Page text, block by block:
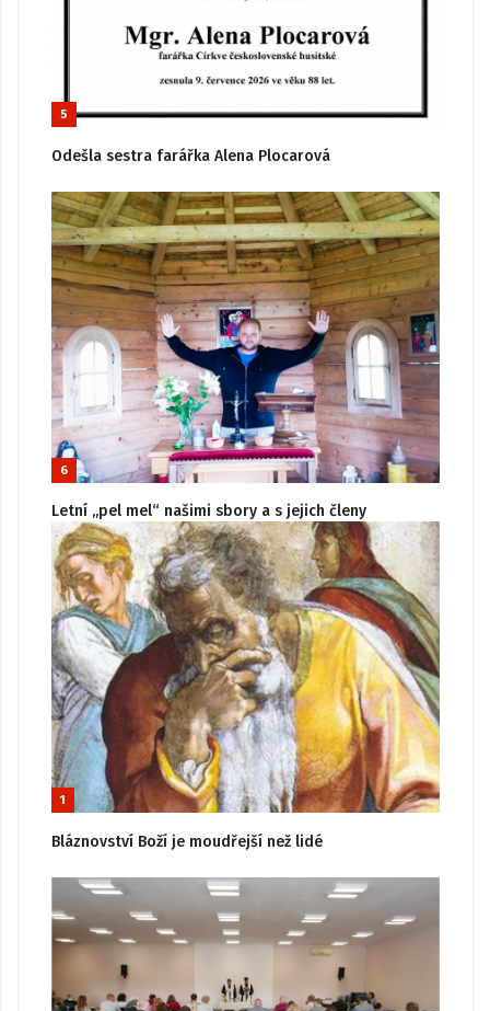
5
Odešla sestra farářka Alena Plocarová
6
Letní „pel mel“ našimi sbory a s jejich členy
1
Bláznovství Boží je moudřejší než lidé